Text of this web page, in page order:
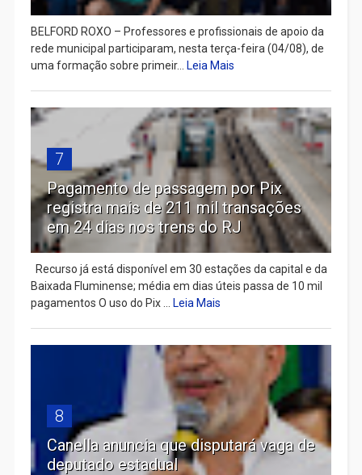
BELFORD ROXO – Professores e profissionais de apoio da
rede municipal participaram, nesta terça-feira (04/08), de
uma formação sobre primeir...
Leia Mais
7
Pagamento de passagem por Pix
registra mais de 211 mil transações
em 24 dias nos trens do RJ
Recurso já está disponível em 30 estações da capital e da
Baixada Fluminense; média em dias úteis passa de 10 mil
pagamentos O uso do Pix ...
Leia Mais
8
Canella anuncia que disputará vaga de
deputado estadual